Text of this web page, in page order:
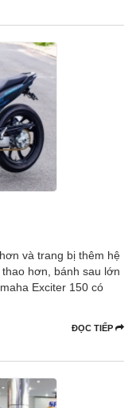
và trang bị thêm hệ
hơn, bánh sau lớn
Exciter 150 có
ĐỌC TIẾP